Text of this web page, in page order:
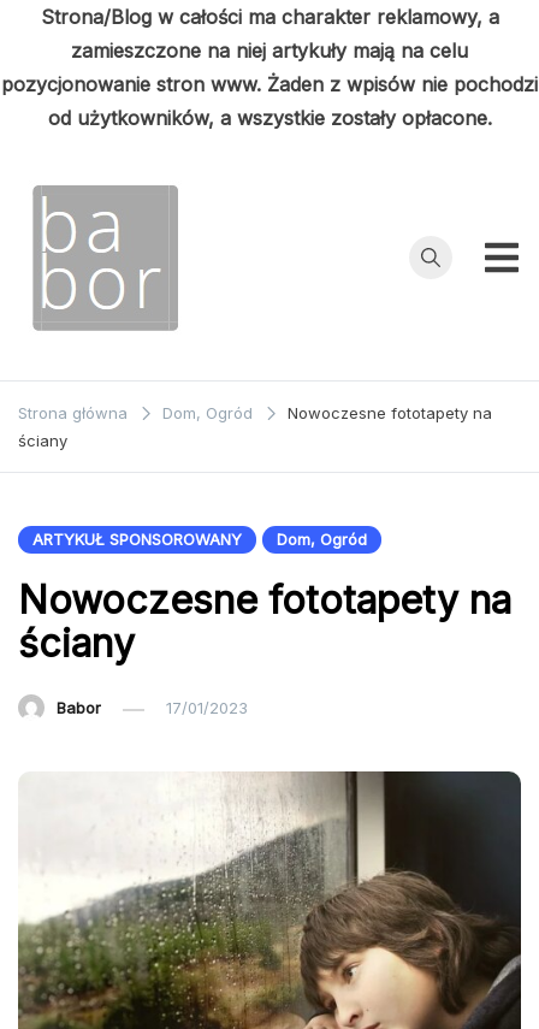
Strona/Blog w całości ma charakter reklamowy, a
zamieszczone na niej artykuły mają na celu
pozycjonowanie stron www. Żaden z wpisów nie pochodzi
od użytkowników, a wszystkie zostały opłacone.
treści
Babor
Strona główna Dom, Ogród
Nowoczesne fototapety na
ściany
ARTYKUŁ SPONSOROWANY Dom, Ogród
Nowoczesne fototapety na
ściany
Babor 17/01/2023